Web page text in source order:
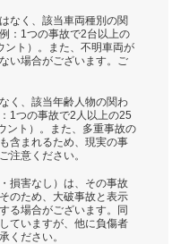
なく、該当車両種別の関
：1つの事故で2台以上の
ント）。また、不明車両が
い場合がございます。ご
く、該当年齢人物の関わ
1つの事故で2人以上の25
ント）。また、多重事故の
含まれるため、現実の事
注意ください。
損害なし）は、その事故
のため、大破事故と表示
る場合がございます。同
ていますが、他に負傷者
ください。